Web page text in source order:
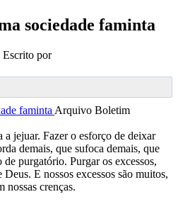
sociedade faminta
Escrito por
Arquivo Boletim
a jejuar. Fazer o esforço de deixar
demais, que sufoca demais, que
purgatório. Purgar os excessos,
E nossos excessos são muitos,
nossas crenças.